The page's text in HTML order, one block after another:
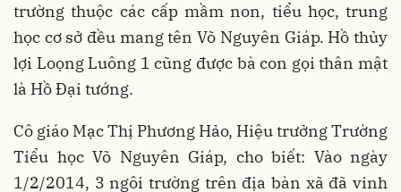
trường thuộc các cấp mầm non, tiểu học, trung
học cơ sở đều mang tên Võ Nguyên Giáp. Hồ thủy
lợi Loọng Luông 1 cũng được bà con gọi thân mật
là Hồ Đại tướng.
Cô giáo Mạc Thị Phương Hảo, Hiệu trưởng Trường
Tiểu học Võ Nguyên Giáp, cho biết: Vào ngày
1/2/2014, 3 ngôi trường trên địa bàn xã đã vinh